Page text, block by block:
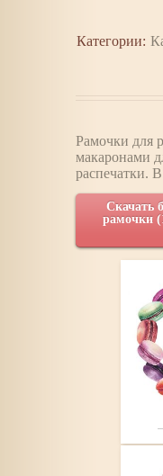
Категории:
Рамочки для
макаронами
распечатки.
Скачать
рамочки